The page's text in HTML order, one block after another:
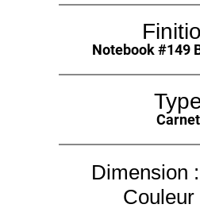
Notebook #149
Carnet
Dimension :
Couleur